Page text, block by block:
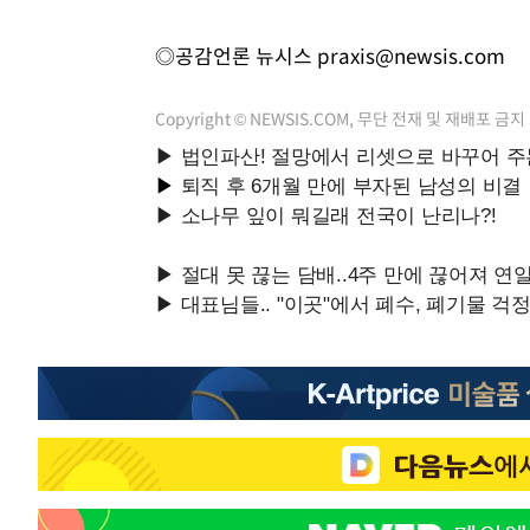
◎공감언론 뉴시스 praxis@newsis.com
Copyright © NEWSIS.COM, 무단 전재 및 재배포 금지